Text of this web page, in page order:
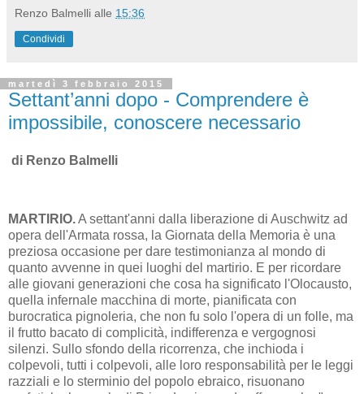
Renzo Balmelli alle 15:36
Condividi
martedì 3 febbraio 2015
Settant’anni dopo - Comprendere è
impossibile, conoscere necessario
di Renzo Balmelli
MARTIRIO.A settant'anni dalla liberazione di Auschwitz ad
opera dell'Armata rossa, la Giornata della Memoria è una
preziosa occasione per dare testimonianza al mondo di
quanto avvenne in quei luoghi del martirio. E per ricordare
alle giovani generazioni che cosa ha significato l'Olocausto,
quella infernale macchina di morte, pianificata con
burocratica pignoleria, che non fu solo l'opera di un folle, ma
il frutto bacato di complicità, indifferenza e vergognosi
silenzi. Sullo sfondo della ricorrenza, che inchioda i
colpevoli, tutti i colpevoli, alle loro responsabilità per le leggi
razziali e lo sterminio del popolo ebraico, risuonano